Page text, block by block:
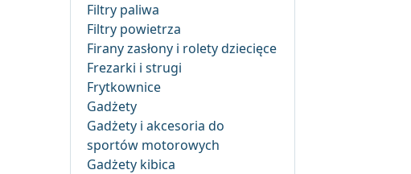
Filtry paliwa
Filtry powietrza
Firany zasłony i rolety dziecięce
Frezarki i strugi
Frytkownice
Gadżety
Gadżety i akcesoria do
sportów motorowych
Gadżety kibica